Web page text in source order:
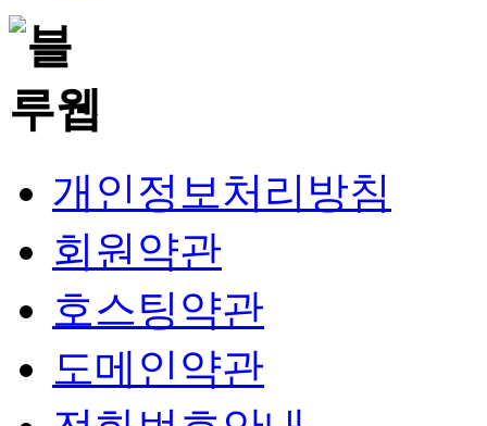
개인정보처리방침
회원약관
호스팅약관
도메인약관